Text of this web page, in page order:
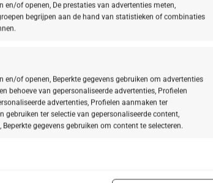
of openen, De prestaties van advertenties meten,
begrijpen aan de hand van statistieken of combinaties
of openen, Beperkte gegevens gebruiken om advertenties
behoeve van gepersonaliseerde advertenties, Profielen
advertenties, Profielen aanmaken ter
gebruiken ter selectie van gepersonaliseerde content,
gegevens gebruiken om content te selecteren.
tegen zichtbare tekenen van
egalere teint. De innovatieve formule
gevoed en verzorgd aanvoelen. De heerlijke mix
van vitamine C die veel wordt gebruikt in
en ondersteunt het de natuurlijke afweer van de
aanvulling op huidverzorgingsproducten.
bescherming tegen omgevingsstressoren. In
een populaire keuze is in moderne